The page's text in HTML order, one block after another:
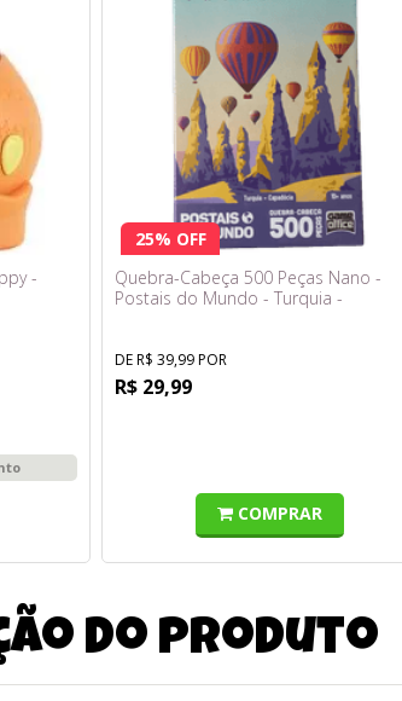
-
25% OFF
Quebra-Cabeça 500 Peças Nano -
Postais do Mundo - Turquia -
DE R$ 39,99 POR
R$ 29,99
COMPRAR
do produto